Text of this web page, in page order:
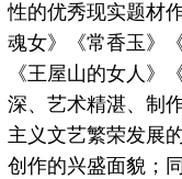
性的优秀现实题材
魂女》《常香玉》
《王屋山的女人》
深、艺术精湛、制
主义文艺繁荣发展
创作的兴盛面貌；